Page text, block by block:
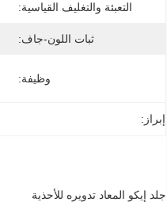
التعبئة والتغليف القياسية:
ثبات اللون-جاف:
وظيفة:
إبراز:
جلد إيكو المعاد تدويره للأحذية